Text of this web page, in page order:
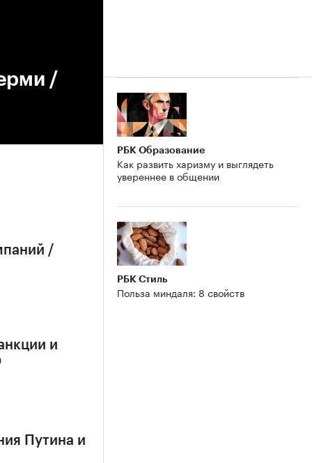
/
/
и
Путина и
РБК Образование
Как развить харизму и выглядеть
увереннее в общении
РБК Стиль
Польза миндаля: 8 свойств